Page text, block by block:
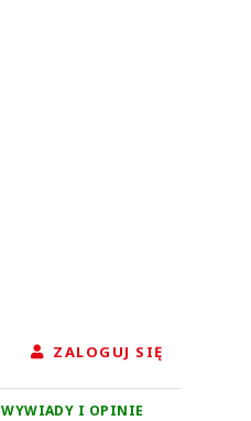
ZALOGUJ SIĘ
WYWIADY I OPINIE